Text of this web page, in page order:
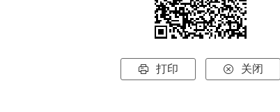
 打印  关闭